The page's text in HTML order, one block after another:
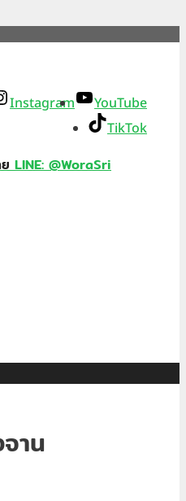
Instagram
YouTube
TikTok
LINE: @WoraSri
าน